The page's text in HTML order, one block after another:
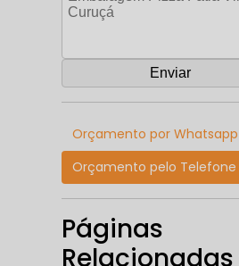
Orçamento por Whatsapp
Orçamento pelo Telefone
Páginas
Relacionadas